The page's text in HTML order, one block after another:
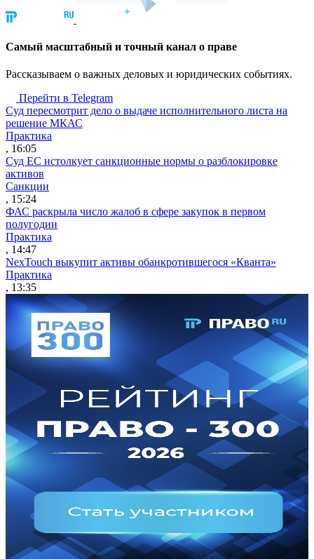
Cамый масштабный и точный канал о праве
Рассказываем о важных деловых и юридических событиях.
Перейти в Telegram
Суд пересмотрит дело о выдаче исполнительного листа на
решение МКАС
Практика
, 16:05
Суд ЕС истолкует санкционные нормы о разблокировке
активов
Санкции
, 15:24
ФАС раскрыла число жалоб в сфере закупок в первом
полугодии
Практика
, 14:47
NexTouch выкупит активы обанкротившегося «Кванта»
Практика
, 13:35